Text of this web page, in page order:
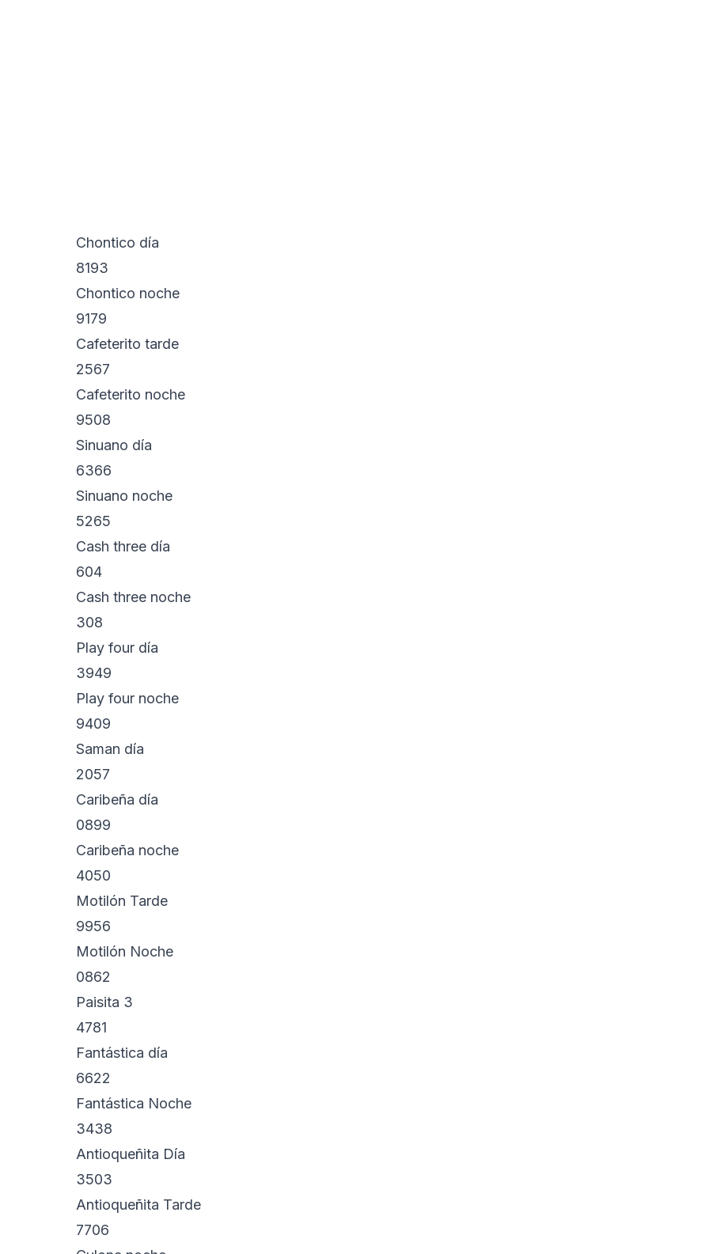
Chontico día
8193
Chontico noche
9179
Cafeterito tarde
2567
Cafeterito noche
9508
Sinuano día
6366
Sinuano noche
5265
Cash three día
604
Cash three noche
308
Play four día
3949
Play four noche
9409
Saman día
2057
Caribeña día
0899
Caribeña noche
4050
Motilón Tarde
9956
Motilón Noche
0862
Paisita 3
4781
Fantástica día
6622
Fantástica Noche
3438
Antioqueñita Día
3503
Antioqueñita Tarde
7706